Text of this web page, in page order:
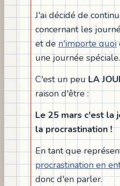
J'ai décidé de
concernant les
et den'importe quoi
une journée spéciale.
C'est un peuLA
raison d'être :
Le 25 mars c'est la
la procrastination !
En tant que
procrastination en
donc d'en parler.